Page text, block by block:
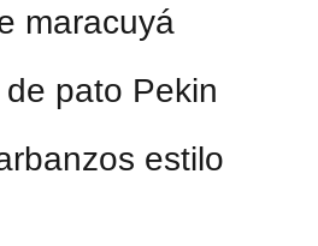
maracuyá
pato Pekin
estilo